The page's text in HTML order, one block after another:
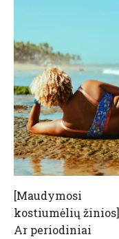
[Maudymosi
kostiumėlių žinios]
Ar periodiniai